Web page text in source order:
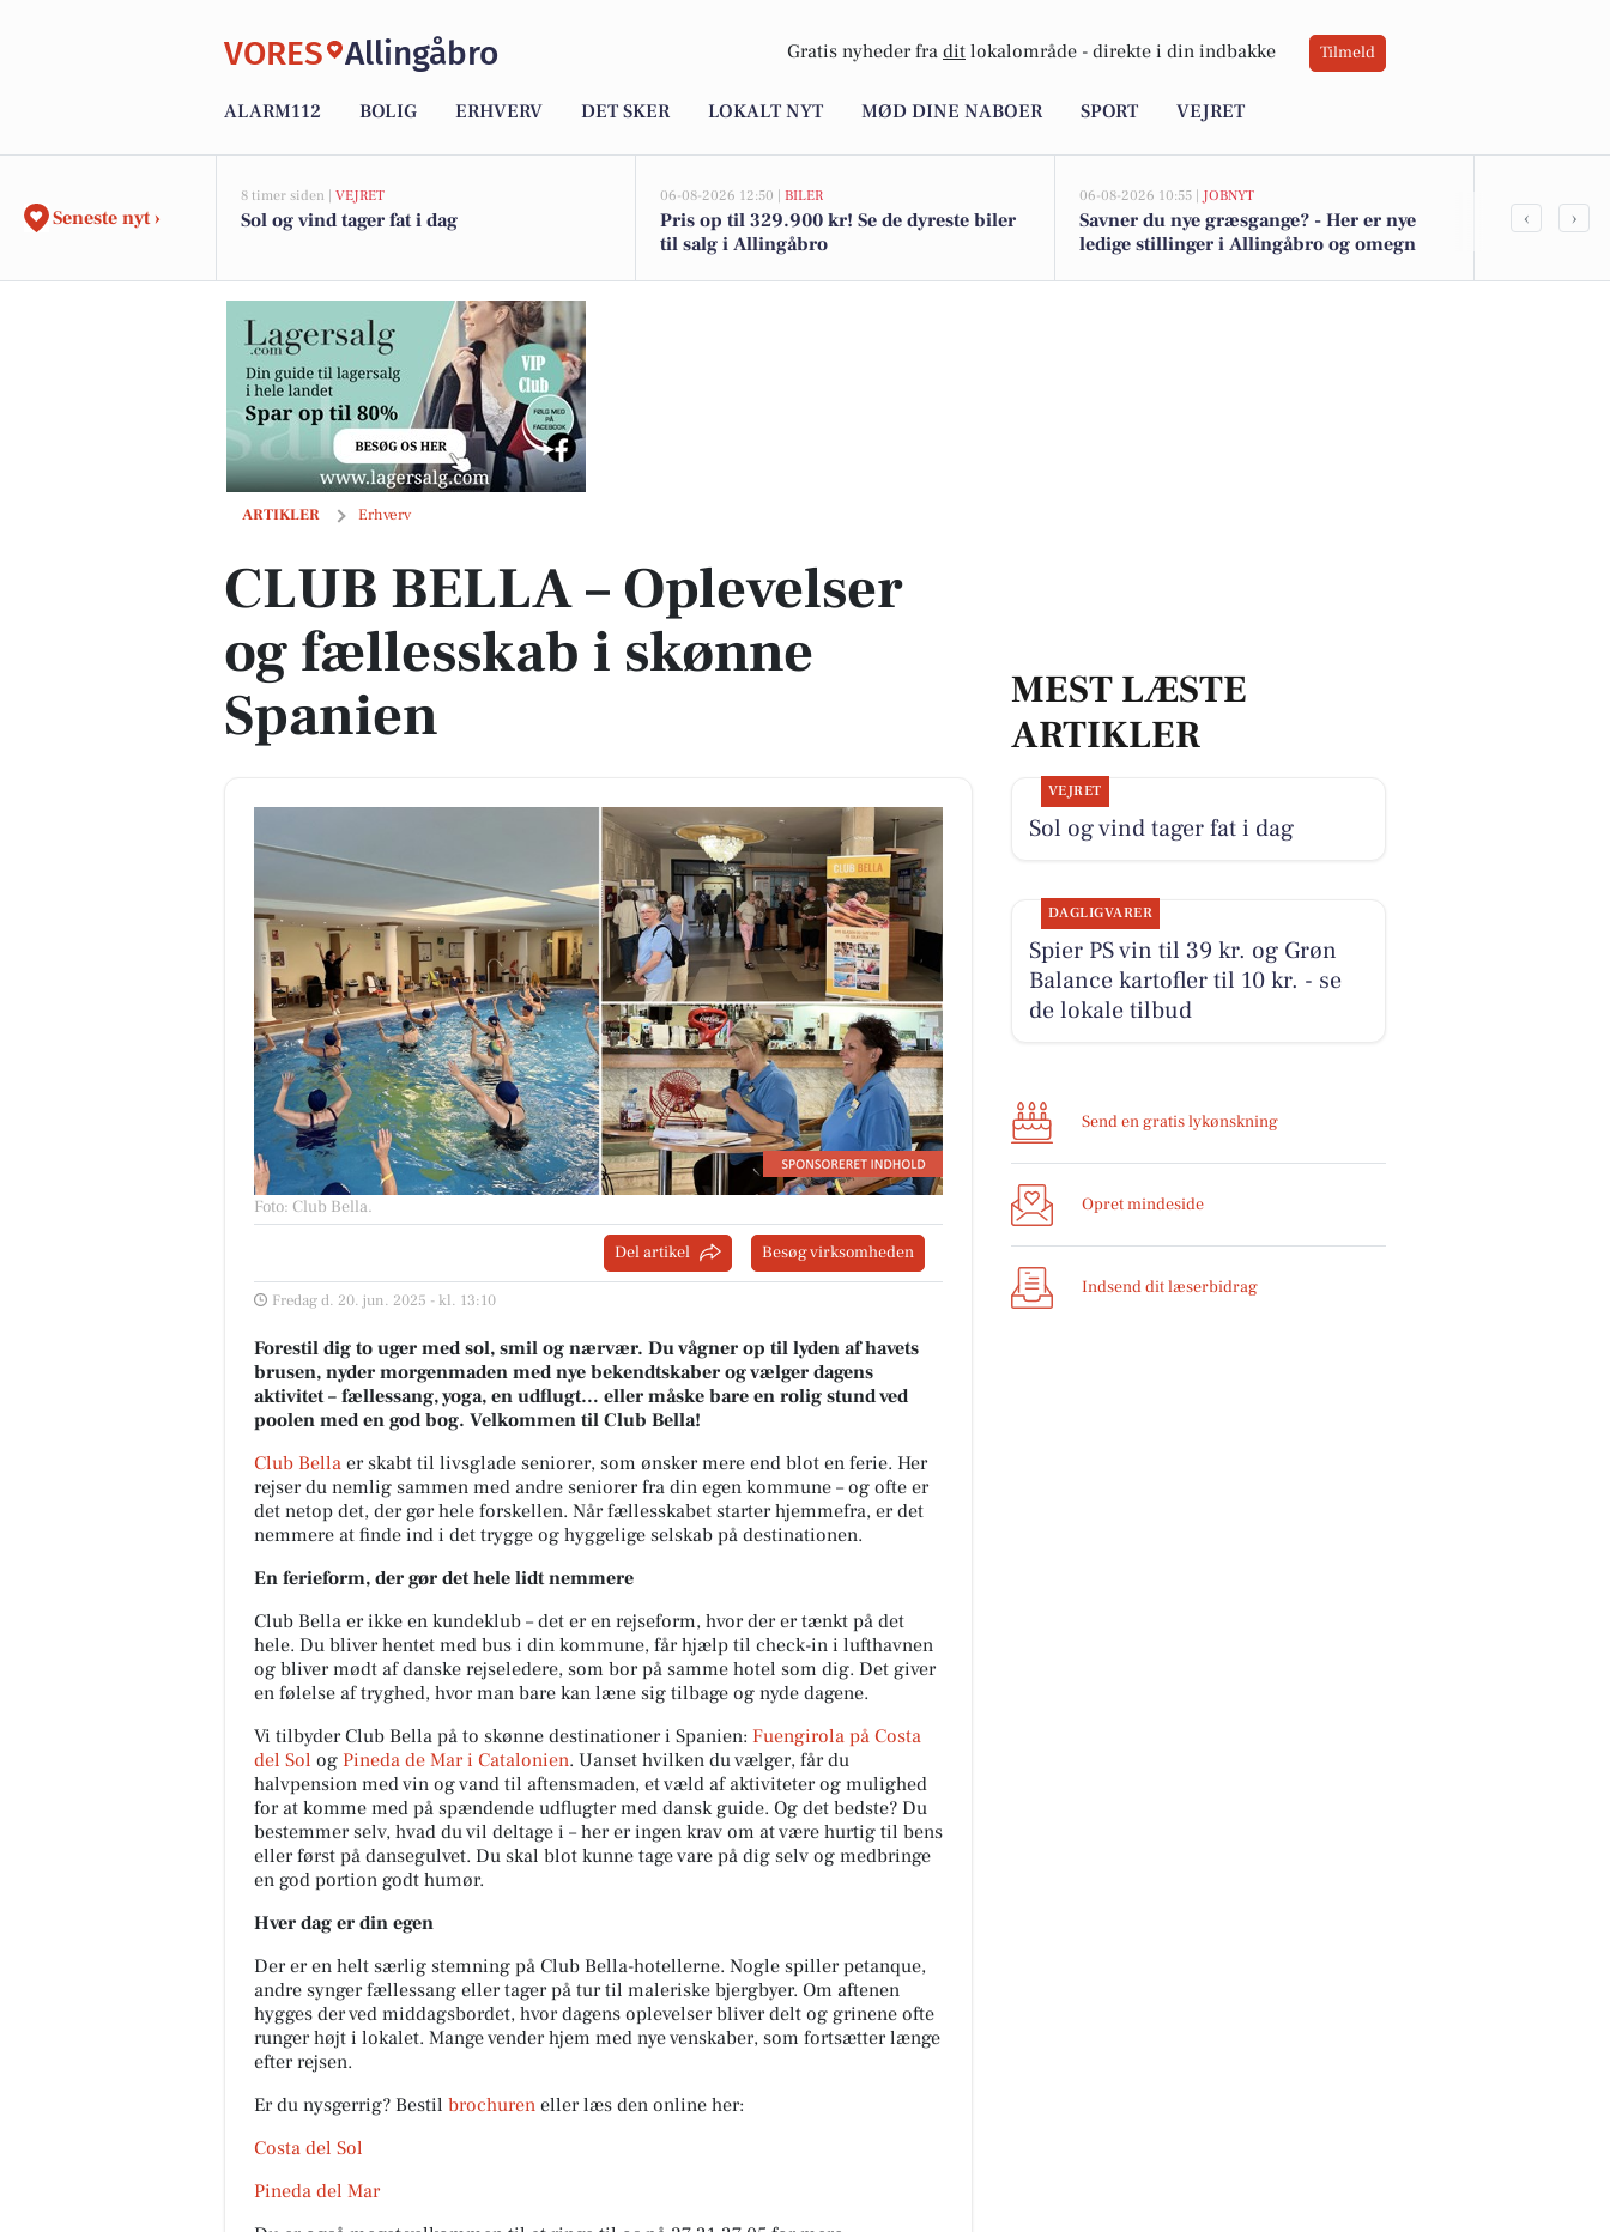
VORES Allingåbro Gratis nyheder fra dit lokalområde - direkte i din indbakke Tilmeld
ALARM112 BOLIG ERHVERV DET SKER LOKALT NYT MØD DINE NABOER SPORT VEJRET
Seneste nyt ›
8 timer siden | VEJRET
Sol og vind tager fat i dag
06-08-2026 12:50 | BILER
Pris op til 329.900 kr! Se de dyreste biler
til salg i Allingåbro
06-08-2026 10:55 | JOBNYT
Savner du nye græsgange? - Her er nye
ledige stillinger i Allingåbro og omegn
Top 6 over
‹ ›
ARTIKLER Erhverv
CLUB BELLA – Oplevelser og fællesskab i skønne Spanien
CLUB BELLA – Oplevelser
og fællesskab i skønne
Spanien
Foto: Club Bella.
Del artikel Besøg virksomheden
Fredag d. 20. jun. 2025 - kl. 13:10
Forestil dig to uger med sol, smil og nærvær. Du vågner op til lyden af havets
brusen, nyder morgenmaden med nye bekendtskaber og vælger dagens
aktivitet – fællessang, yoga, en udflugt… eller måske bare en rolig stund ved
poolen med en god bog. Velkommen til Club Bella!
Club Bella er skabt til livsglade seniorer, som ønsker mere end blot en ferie. Her
rejser du nemlig sammen med andre seniorer fra din egen kommune – og ofte er
det netop det, der gør hele forskellen. Når fællesskabet starter hjemmefra, er det
nemmere at finde ind i det trygge og hyggelige selskab på destinationen.
En ferieform, der gør det hele lidt nemmere
Club Bella er ikke en kundeklub – det er en rejseform, hvor der er tænkt på det
hele. Du bliver hentet med bus i din kommune, får hjælp til check-in i lufthavnen
og bliver mødt af danske rejseledere, som bor på samme hotel som dig. Det giver
en følelse af tryghed, hvor man bare kan læne sig tilbage og nyde dagene.
Vi tilbyder Club Bella på to skønne destinationer i Spanien: Fuengirola på Costa
del Sol og Pineda de Mar i Catalonien. Uanset hvilken du vælger, får du
halvpension med vin og vand til aftensmaden, et væld af aktiviteter og mulighed
for at komme med på spændende udflugter med dansk guide. Og det bedste? Du
bestemmer selv, hvad du vil deltage i – her er ingen krav om at være hurtig til bens
eller først på dansegulvet. Du skal blot kunne tage vare på dig selv og medbringe
en god portion godt humør.
Hver dag er din egen
Der er en helt særlig stemning på Club Bella-hotellerne. Nogle spiller petanque,
andre synger fællessang eller tager på tur til maleriske bjergbyer. Om aftenen
hygges der ved middagsbordet, hvor dagens oplevelser bliver delt og grinene ofte
runger højt i lokalet. Mange vender hjem med nye venskaber, som fortsætter længe
efter rejsen.
Er du nysgerrig? Bestil brochuren eller læs den online her:
Costa del Sol
Pineda del Mar
MEST LÆSTE
ARTIKLER
VEJRET
Sol og vind tager fat i dag
DAGLIGVARER
Spier PS vin til 39 kr. og Grøn
Balance kartofler til 10 kr. - se
de lokale tilbud
Send en gratis lykønskning
Opret mindeside
Indsend dit læserbidrag